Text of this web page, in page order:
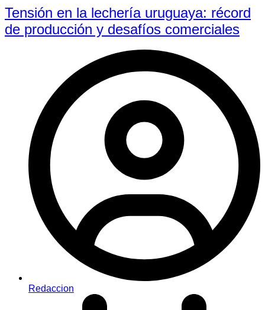
Tensión en la lechería uruguaya: récord
de producción y desafíos comerciales
Redaccion